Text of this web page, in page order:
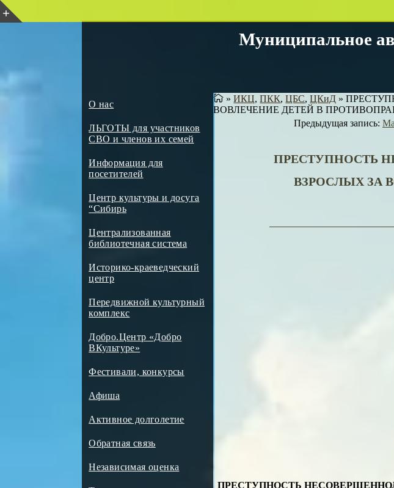
Муниципальное
О нас
ЛЬГОТЫ для участников
СВО и членов их семей
Информация для
посетителей
Центр культуры и досуга
“Сибирь
Централизованная
библиотечная система
Историко-краеведческий
центр
Передвижной культурный
комплекс
Добро.Центр «Добро
ВКультуре»
Фестивали, конкурсы
Афиша
Активное долголетие
Обратная связь
Независимая оценка
» ИКЦ,ПКК,ЦБС,ЦКиД »
ВОВЛЕЧЕНИЕ ДЕТЕЙ В
Предыдущая запись:
ПРЕСТУПНОСТЬ
ВЗРОСЛЫХ ЗА
ПРЕСТУПНОСТЬ